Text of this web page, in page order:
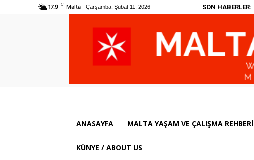
17.9 C Malta Çarşamba, Şubat 11, 2026 SON HABERLER:
ANASAYFA MALTA YAŞAM VE ÇALIŞMA REHBERI
KÜNYE / ABOUT US